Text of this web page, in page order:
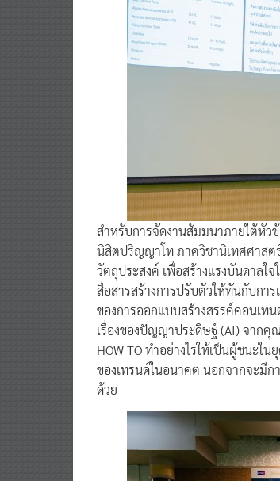
สำหรับการจัดงานสัมมนาภายใต้หัว
นิสิตปริญญาโท ภาควิชานิเทศศาส
วัตถุประสงค์ เพื่อสร้างแรงบันดาล
สื่อสารสร้างการปรับตัวให้ทันกับกา
ของการออกแบบสร้างสรรค์คอนเท
เรื่องของปัญญาประดิษฐ์ (AI) จากคุ
HOW TO ทำอย่างไรให้เป็นผู้ชนะใ
ของเทรนด์ในอนาคต นอกจากจะมีก
ด้วย